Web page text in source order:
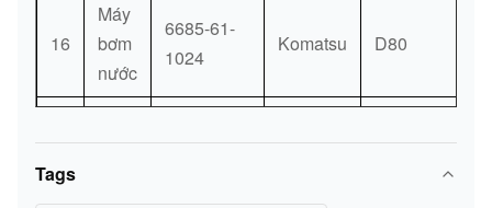
01435-
01085
[6]
MẠNG)
kg.
59
6138-
61-
[1]
ELBOW,
(XEM HÌNH
16
Máy
bơm
nước
6685-61-
1024
Komatsu D80
17
bơm
Komatsu PC200-8
Tags